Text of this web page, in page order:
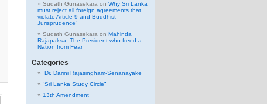
Sudath Gunasekara on Why Sri Lanka
must reject all foreign agreements that
violate Article 9 and Buddhist
Jurisprudence”
Sudath Gunasekara on Mahinda
Rajapaksa: The President who freed a
Nation from Fear
Categories
Dr. Darini Rajasingham-Senanayake
“Sri Lanka Study Circle”
13th Amendment